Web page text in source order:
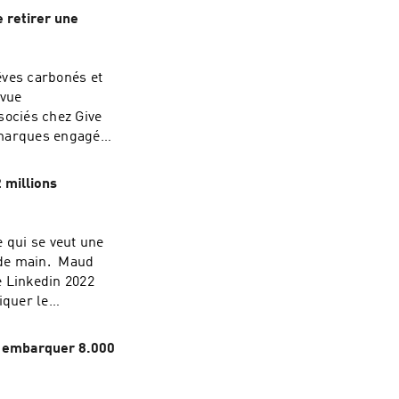
imprime pas à
voici comment
à
par semaine
entreprises et
mails pour
retirer une
carbonés et
chez Give
engagées
(et faire plier
est venu
Bonne écoute
les posts
pour
qui ont
millions
se veut une
main. Maud
Linkedin 2022
le
aller plus
des CEO
postent une
8.000